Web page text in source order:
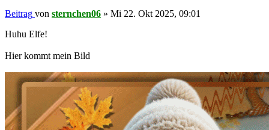
Beitrag von sternchen06 » Mi 22. Okt 2025, 09:01
Huhu Elfe!
Hier kommt mein Bild